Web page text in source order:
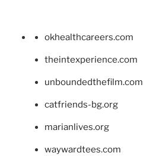
okhealthcareers.com
theintexperience.com
unboundedthefilm.com
catfriends-bg.org
marianlives.org
waywardtees.com